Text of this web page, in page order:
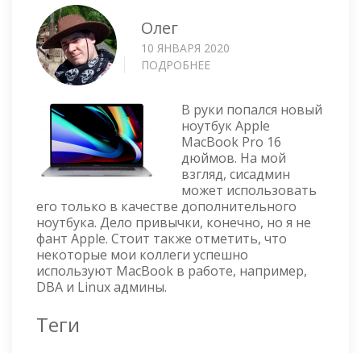
Олег
10 ЯНВАРЯ 2020
ПОДРОБНЕЕ
PRO
16
ДЮЙМОВ
В руки попался новый
ноутбук Apple
MacBook Pro 16
дюймов. На мой
взгляд, сисадмин
может использовать
его только в качестве дополнительного
ноутбука. Дело привычки, конечно, но я не
фант Apple. Стоит также отметить, что
некоторые мои коллеги успешно
используют MacBook в работе, например,
DBA и Linux админы.
Теги